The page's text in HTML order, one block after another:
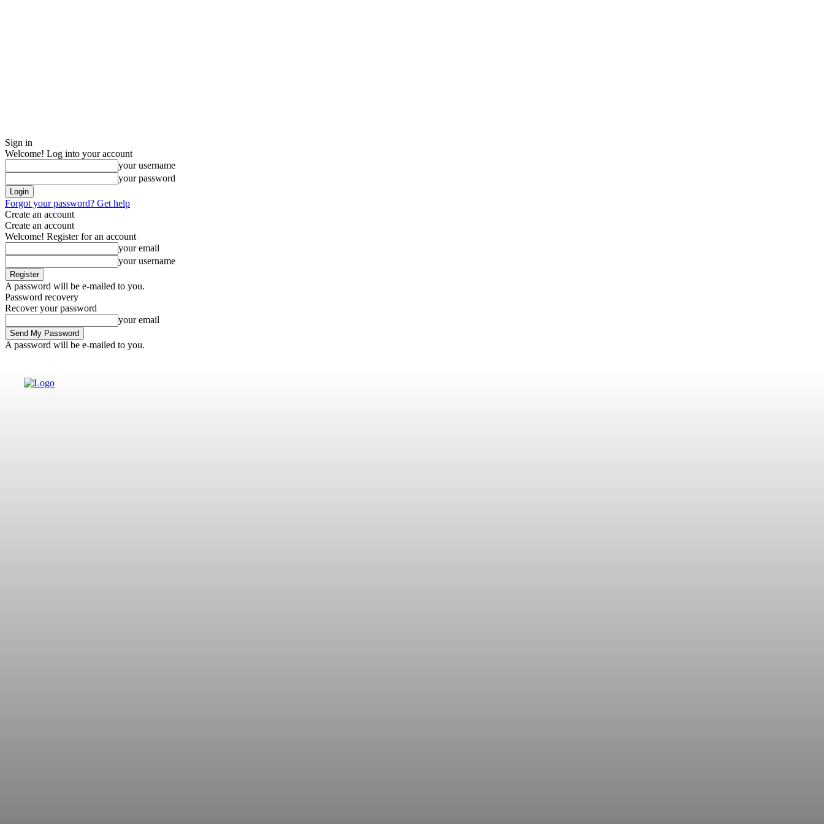
Sign in
Welcome! Log into your account
your username
your password
Forgot your password? Get help
Create an account
Create an account
Welcome! Register for an account
your email
your username
A password will be e-mailed to you.
Password recovery
Recover your password
your email
A password will be e-mailed to you.